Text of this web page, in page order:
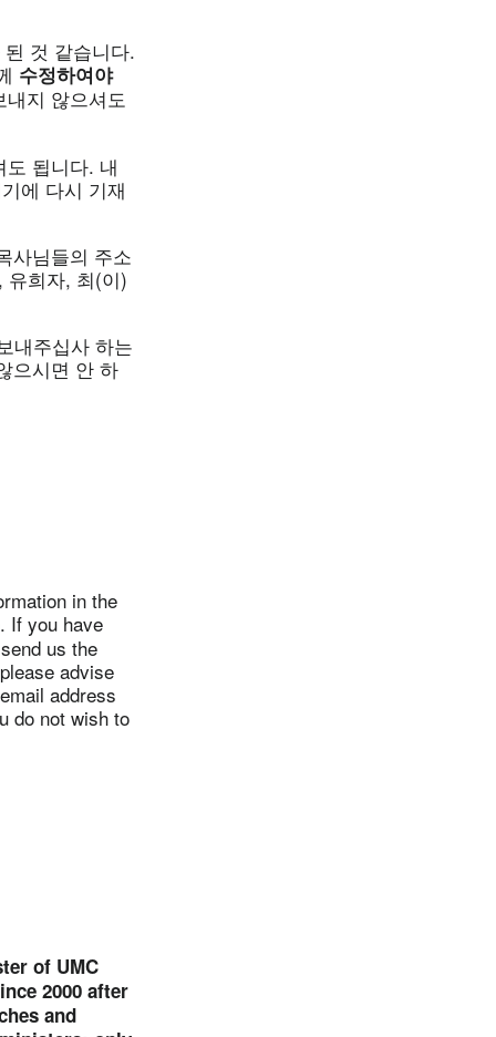
것 같습니다.
수정하여야
지 않으셔도
됩니다. 내
에 다시 기재
사님들의 주소
유희자, 최(이)
내주십사 하는
으시면 안 하
in the
If you have
us the
advise
address
do not wish to
of UMC
2000 after
and